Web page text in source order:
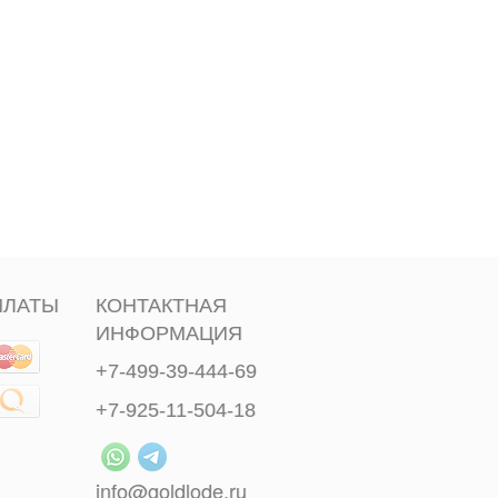
КОНТАКТНАЯ
ИНФОРМАЦИЯ
+7-499-39-444-69
+7-925-11-504-18
info@goldlode.ru